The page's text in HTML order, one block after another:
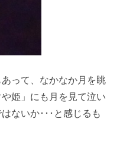
って、なかなか月を眺
姫」にも月を見て泣い
ないか･･･と感じるも